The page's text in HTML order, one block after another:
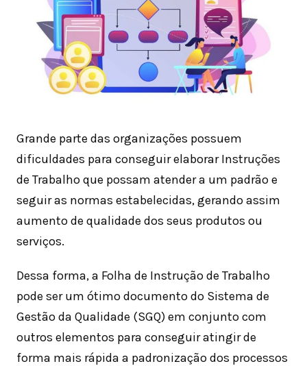
Grande parte das organizações possuem
dificuldades para conseguir elaborar Instruções
de Trabalho que possam atender a um padrão e
seguir as normas estabelecidas, gerando assim
aumento de qualidade dos seus produtos ou
serviços.
Dessa forma, a Folha de Instrução de Trabalho
pode ser um ótimo documento do Sistema de
Gestão da Qualidade (SGQ) em conjunto com
outros elementos para conseguir atingir de
forma mais rápida a padronização dos processos